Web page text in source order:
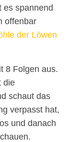
es spannend
offenbar
der Löwen
8 Folgen aus.
die
schaut das
verpasst hat,
und danach